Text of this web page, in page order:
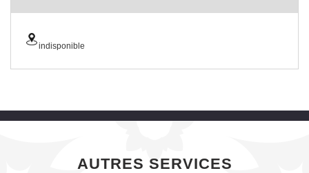
indisponible
AUTRES SERVICES